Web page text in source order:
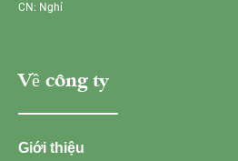
CN: Nghỉ
Về công ty
Giới thiệu